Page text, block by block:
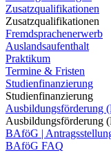
Zusatzqualifikationen
Zusatzqualifikationen
Fremdsprachenerwerb
Auslandsaufenthalt
Praktikum
Termine & Fristen
Studienfinanzierung
Studienfinanzierung
Ausbildungsförderung
Ausbildungsförderung
BAföG |
BAföG FAQ